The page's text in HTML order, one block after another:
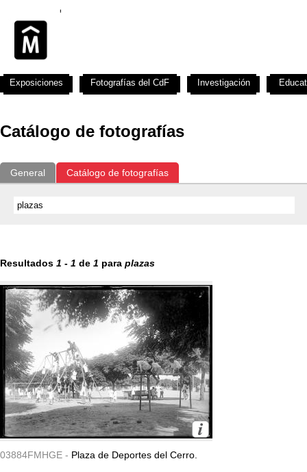
Catálogo de fotografías
General Catálogo de fotografías
Resultados 1 - 1 de 1 para plazas
03884FMHGE - Plaza de Deportes del Cerro.
Exposiciones Fotografías del CdF Investigación